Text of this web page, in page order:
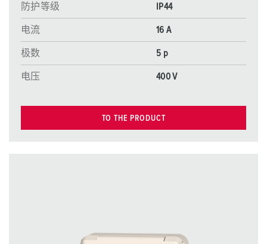
防护等级
IP44
电流 16 A
极数 5 p
电压 400 V
TO THE PRODUCT